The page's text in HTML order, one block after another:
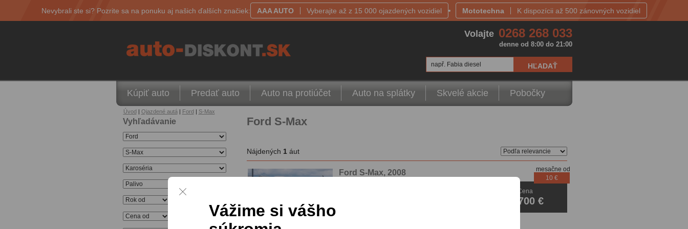
Nevybrali ste si? Pozrite sa na ponuku aj našich ďalších značiek: AAA AUTO Vyberajte až z 15 000 ojazdených vozidiel Mototechna K dispozícii až 500 zánovných vozidiel
Úvod| Ojazdené autá | Ford| S-Max
1
např. Fabia diesel
Vyhľadávanie Ford S-Max
Nájdených 1 áut
Ford S-Max, 2008
Cena
2 700 €
mesačne od
10 €
Kúpiť auto Predať auto Auto na protiúčet Auto na splátky Skvelé akcie Pobočky
Volajte 0268 268 033
denne od 8:00 do 21:00
Vážime si vášho